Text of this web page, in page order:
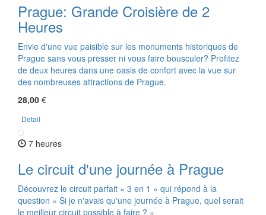
Prague: Grande Croisière de 2
Heures
Envie d'une vue paisible sur les monuments historiques de
Prague sans vous presser ni vous faire bousculer? Profitez
de deux heures dans une oasis de confort avec la vue sur
des nombreuses attractions de Prague.
28,00 €
Detail
7 heures
Le circuit d'une journée à Prague
Découvrez le circuit parfait « 3 en 1 » qui répond à la
question « Si je n'avais qu'une journée à Prague, quel serait
le meilleur circuit possible à faire ? »